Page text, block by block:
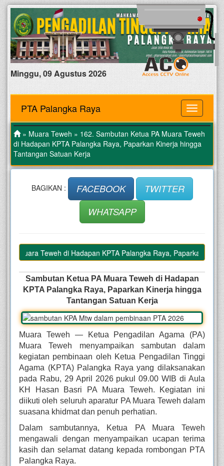
Minggu, 09 Agustus 2026
MENU
PTA Palangka Raya
» Muara Teweh » 162. Sambutan Ketua PA Muara Teweh
di Hadapan KPTA Palangka Raya, Paparkan Kinerja hingga
Tantangan Satuan Kerja
BAGIKAN : FACEBOOK
TWITTER
WHATSAPP
Muara Teweh di Hadapan KPTA Palangka Raya, Paparkan Kinerja
Sambutan Ketua PA Muara Teweh di Hadapan
KPTA Palangka Raya, Paparkan Kinerja hingga
Tantangan Satuan Kerja
Muara Teweh — Ketua Pengadilan Agama (PA)
Muara Teweh menyampaikan sambutan dalam
kegiatan pembinaan oleh Ketua Pengadilan Tinggi
Agama (KPTA) Palangka Raya yang dilaksanakan
pada Rabu, 29 April 2026 pukul 09.00 WIB di Aula
KH Hasan Basri PA Muara Teweh. Kegiatan ini
diikuti oleh seluruh aparatur PA Muara Teweh dalam
suasana khidmat dan penuh perhatian.
Dalam sambutannya, Ketua PA Muara Teweh
mengawali dengan menyampaikan ucapan terima
kasih dan selamat datang kepada rombongan PTA
Palangka Raya.